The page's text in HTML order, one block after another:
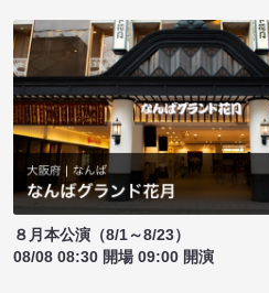
８月本公演（8/1～8/23）
08/08 08:30 開場 09:00 開演